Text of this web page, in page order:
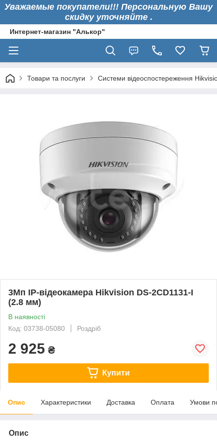
Уважаемые покупатели!!! Персональную Вашу
скидку уточняйте .
Интернет-магазин "Алькор"
Товари та послуги Системи відеоспостереження
3Мп IP-відеокамера Hikvision DS-2CD1131-I
(2.8 мм)
В наявності
Код: 03738-05080
Роздріб
2 925 ₴
Купити
Опис Характеристики Доставка Оплата Умови
Опис